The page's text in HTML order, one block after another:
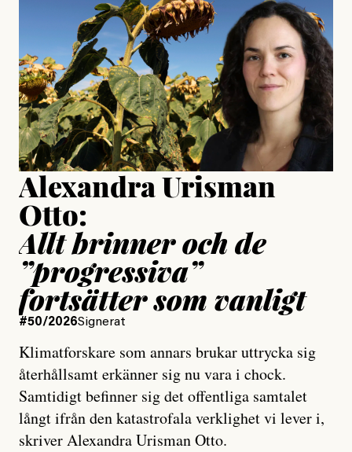
Jonas Lundström
Publicerad24 July, 2026
är ganska politiskt”
Jesper Lundby
Publicerad15 July, 2026
Uppdaterad15 July, 2026
Alexandra Urisman
Otto:
Allt brinner och de
”progressiva”
fortsätter som vanligt
#50/2026Signerat
Klimatforskare som annars brukar uttrycka sig
återhållsamt erkänner sig nu vara i chock.
Samtidigt befinner sig det offentliga samtalet
långt ifrån den katastrofala verklighet vi lever i,
skriver Alexandra Urisman Otto.